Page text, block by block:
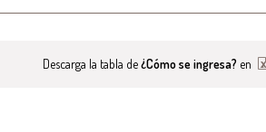
Descarga la tabla de¿Cómo se ingresa?en